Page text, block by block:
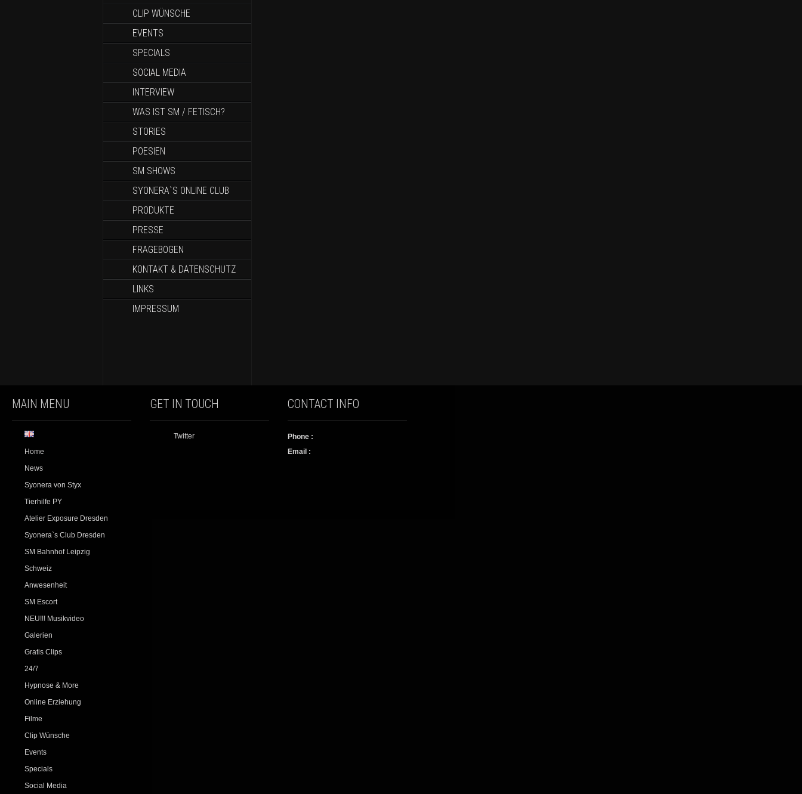
CLIP WÜNSCHE
EVENTS
SPECIALS
SOCIAL MEDIA
INTERVIEW
WAS IST SM / FETISCH?
STORIES
POESIEN
SM SHOWS
SYONERA`S ONLINE CLUB
PRODUKTE
PRESSE
FRAGEBOGEN
KONTAKT & DATENSCHUTZ
LINKS
IMPRESSUM
MAIN MENU
Home
News
Syonera von Styx
Tierhilfe PY
Atelier Exposure Dresden
Syonera`s Club Dresden
SM Bahnhof Leipzig
Schweiz
Anwesenheit
SM Escort
NEU!!! Musikvideo
Galerien
Gratis Clips
24/7
Hypnose & More
Online Erziehung
Filme
Clip Wünsche
Events
Specials
Social Media
GET IN TOUCH
Twitter
CONTACT INFO
Phone :
Email :